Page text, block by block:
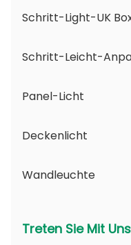
Schritt-Light-UK
Schritt-Leicht-
Panel-Licht
JDL-Serie
DSDL-Reihe
Deckenlicht
JCL-Serie
Wandleuchte
veränderbare
Treten Sie Mit